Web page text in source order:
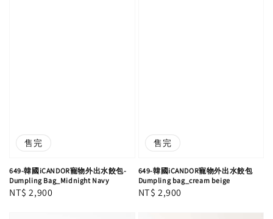
售完
649-韓國iCANDOR寵物外出水餃包-
Dumpling Bag_Midnight Navy
Regular
NT$ 2,900
售完
649-韓國iCANDOR寵物外出水餃包
Dumpling bag_cream beige
Regular
NT$ 2,900